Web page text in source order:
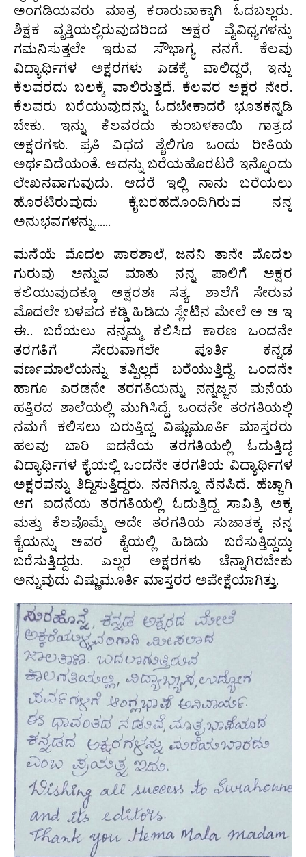
ಅಂಗಡಿಯವರು ಮಾತ್ರ ಕರಾರುವಾಕ್ಕಾಗಿ ಓದಬಲ್ಲರು.
ಶಿಕ್ಷಕ ವೃತ್ತಿಯಲ್ಲಿರುವುದರಿಂದ ಅಕ್ಷರ ವೈವಿಧ್ಯಗಳನ್ನು
ಗಮನಿಸುತ್ತಲೇ ಇರುವ ಸೌಭಾಗ್ಯ ನನಗೆ. ಕೆಲವು
ವಿದ್ಯಾರ್ಥಿಗಳ ಅಕ್ಷರಗಳು ಎಡಕ್ಕೆ ವಾಲಿದ್ದರೆ, ಇನ್ನು
ಕೆಲವರದು ಬಲಕ್ಕೆ ವಾಲಿರುತ್ತದೆ. ಕೆಲವರ ಅಕ್ಷರ ನೇರ.
ಕೆಲವರು ಬರೆಯುವುದನ್ನು ಓದಬೇಕಾದರೆ ಭೂತಕನ್ನಡಿ
ಬೇಕು. ಇನ್ನು ಕೆಲವರದು ಕುಂಬಳಕಾಯಿ ಗಾತ್ರದ
ಅಕ್ಷರಗಳು. ಪ್ರತಿ ವಿಧದ ಶೈಲಿಗೂ ಒಂದು ರೀತಿಯ
ಅರ್ಥವಿದೆಯಂತೆ. ಅದನ್ನು ಬರೆಯಹೊರಟರೆ ಇನ್ನೊಂದು
ಲೇಖನವಾಗುವುದು. ಆದರೆ ಇಲ್ಲಿ ನಾನು ಬರೆಯಲು
ಹೊರಟಿರುವುದು ಕೈಬರಹದೊಂದಿಗಿರುವ ನನ್ನ
ಅನುಭವಗಳನ್ನು……
ಮನೆಯೆ ಮೊದಲ ಪಾಠಶಾಲೆ, ಜನನಿ ತಾನೇ ಮೊದಲ
ಗುರುವು ಅನ್ನುವ ಮಾತು ನನ್ನ ಪಾಲಿಗೆ ಅಕ್ಷರ
ಕಲಿಯುವುದಕ್ಕೂ ಅಕ್ಷರಶಃ ಸತ್ಯ. ಶಾಲೆಗೆ ಸೇರುವ
ಮೊದಲೇ ಬಳಪದ ಕಡ್ಡಿ ಹಿಡಿದು ಸ್ಲೇಟಿನ ಮೇಲೆ ಅ ಆ ಇ
ಈ.. ಬರೆಯಲು ನನ್ನಮ್ಮ ಕಲಿಸಿದ ಕಾರಣ ಒಂದನೇ
ತರಗತಿಗೆ ಸೇರುವಾಗಲೇ ಪೂರ್ತಿ ಕನ್ನಡ
ವರ್ಣಮಾಲೆಯನ್ನು ತಪ್ಪಿಲ್ಲದೆ ಬರೆಯುತ್ತಿದ್ದೆ. ಒಂದನೇ
ಹಾಗೂ ಎರಡನೇ ತರಗತಿಯನ್ನು ನನ್ನಜ್ಜನ ಮನೆಯ
ಹತ್ತಿರದ ಶಾಲೆಯಲ್ಲಿ ಮುಗಿಸಿದ್ದೆ. ಒಂದನೇ ತರಗತಿಯಲ್ಲಿ
ನಮಗೆ ಕಲಿಸಲು ಬರುತ್ತಿದ್ದ ವಿಷ್ಣುಮೂರ್ತಿ ಮಾಸ್ತರರು
ಹಲವು ಬಾರಿ ಐದನೆಯ ತರಗತಿಯಲ್ಲಿ ಓದುತ್ತಿದ್ದ
ವಿದ್ಯಾರ್ಥಿಗಳ ಕೈಯಲ್ಲಿ ಒಂದನೇ ತರಗತಿಯ ವಿದ್ಯಾರ್ಥಿಗಳ
ಅಕ್ಷರವನ್ನು ತಿದ್ದಿಸುತ್ತಿದ್ದರು. ನನಗಿನ್ನೂ ನೆನಪಿದೆ. ಹೆಚ್ಚಾಗಿ
ಆಗ ಐದನೆಯ ತರಗತಿಯಲ್ಲಿ ಓದುತ್ತಿದ್ದ ಸಾವಿತ್ರಿ ಅಕ್ಕ
ಮತ್ತು ಕೆಲವೊಮ್ಮೆ ಅದೇ ತರಗತಿಯ ಸುಜಾತಕ್ಕ ನನ್ನ
ಕೈಯನ್ನು ಅವರ ಕೈಯಲ್ಲಿ ಹಿಡಿದು ಬರೆಸುತ್ತಿದ್ದದ್ದು
ಬರೆಸುತ್ತಿದ್ದರು. ಎಲ್ಲರ ಅಕ್ಷರಗಳು ಚೆನ್ನಾಗಿರಬೇಕು
ಅನ್ನುವುದು ವಿಷ್ಣುಮೂರ್ತಿ ಮಾಸ್ತರರ ಅಪೇಕ್ಷೆಯಾಗಿತ್ತು.